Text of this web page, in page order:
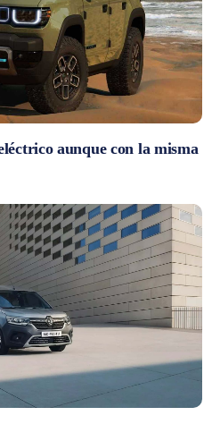
aunque con la misma